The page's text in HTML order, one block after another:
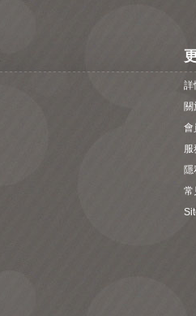
詳
關
會
服
隱
常